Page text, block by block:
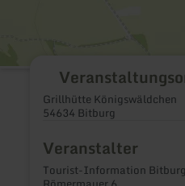
Grillhütte Königswäldchen
54634 Bitburg
Veranstalter
Tourist-Information